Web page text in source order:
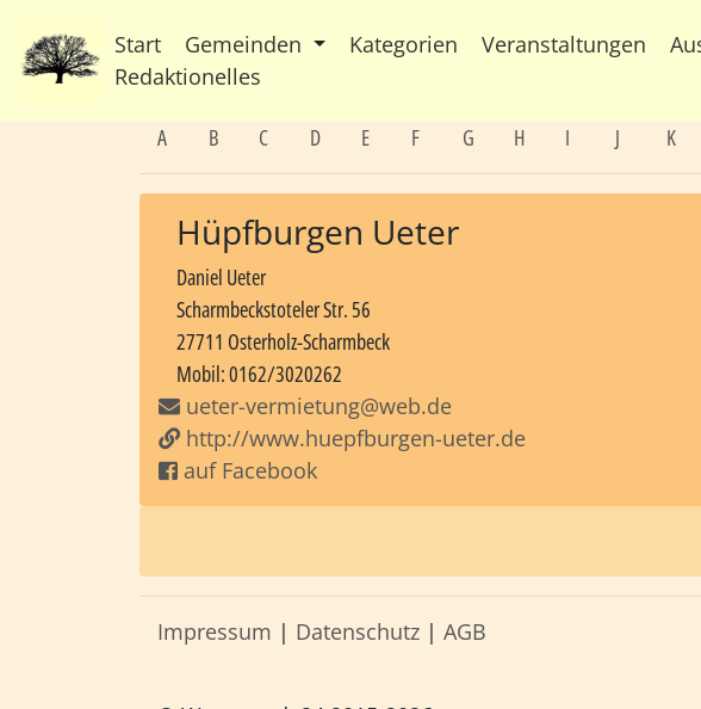
Start Gemeinden Kategorien Veranstaltungen
Redaktionelles
A B C D E F G H I J K
Hüpfburgen Ueter
Daniel Ueter
Scharmbeckstoteler Str. 56
27711 Osterholz-Scharmbeck
Mobil: 0162/3020262
ueter-vermietung@web.de
http://www.huepfburgen-ueter.de
auf Facebook
Impressum | Datenschutz | AGB